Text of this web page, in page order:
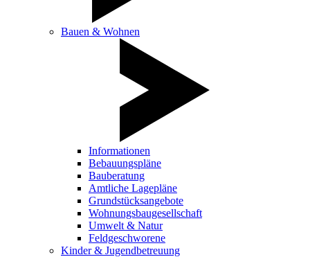
Bauen & Wohnen
Informationen
Bebauungspläne
Bauberatung
Amtliche Lagepläne
Grundstücksangebote
Wohnungsbaugesellschaft
Umwelt & Natur
Feldgeschworene
Kinder & Jugendbetreuung